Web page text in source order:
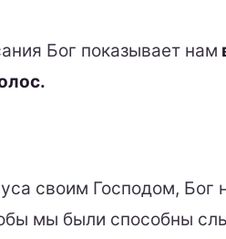
Бог показывает нам
своим Господом, Бог
мы были способны